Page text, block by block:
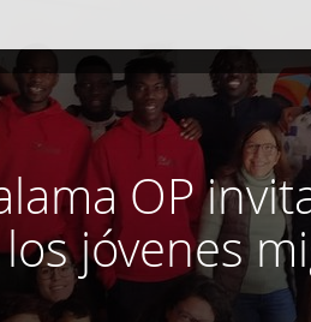
OP
jóvenes